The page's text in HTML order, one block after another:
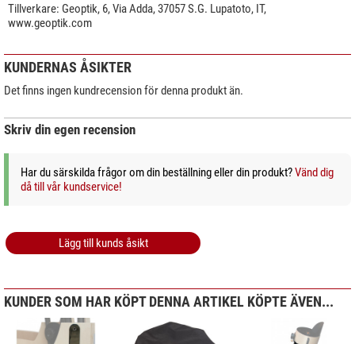
Tillverkare: Geoptik, 6, Via Adda, 37057 S.G. Lupatoto, IT,
www.geoptik.com
KUNDERNAS ÅSIKTER
Det finns ingen kundrecension för denna produkt än.
Skriv din egen recension
Har du särskilda frågor om din beställning eller din produkt?Vänd dig
då till vår kundservice!
Lägg till kunds åsikt
KUNDER SOM HAR KÖPT DENNA ARTIKEL KÖPTE ÄVEN...